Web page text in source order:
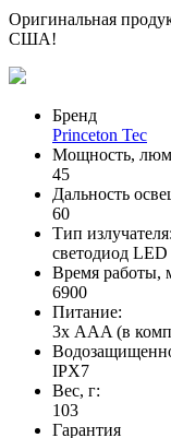
Оригинальная
США!
Бренд
Princeton Tec
Мощность,
45
Дальность
60
Тип излучателя:
светодиод
Время работы,
6900
Питание:
3х AAA (в
IPX7
Вес, г:
103
Гарантия